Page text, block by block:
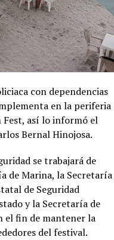
con dependencias
en la periferia
Fest, así lo informó el
Bernal Hinojosa.
se trabajará de
de Marina, la Secretaría
de Seguridad
y la Secretaría de
el fin de mantener la
del festival.